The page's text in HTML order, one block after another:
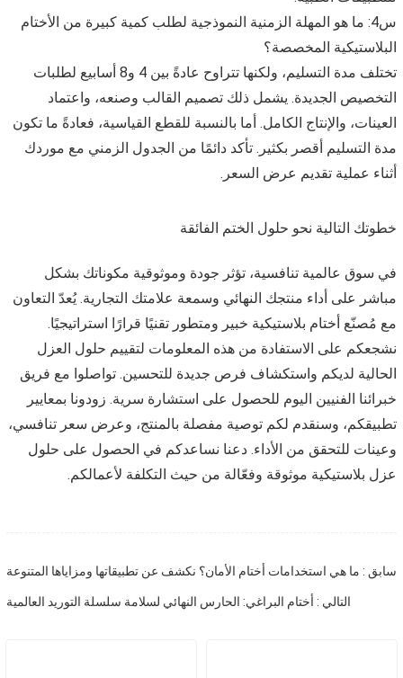
س4: ما هو المهلة الزمنية النموذجية لطلب كمية كبيرة من الأختام
البلاستيكية المخصصة؟
تختلف مدة التسليم، ولكنها تتراوح عادةً بين 4 و8 أسابيع لطلبات
التخصيص الجديدة. يشمل ذلك تصميم القالب وصنعه، واعتماد
العينات، والإنتاج الكامل. أما بالنسبة للقطع القياسية، فعادةً ما تكون
مدة التسليم أقصر بكثير. تأكد دائمًا من الجدول الزمني مع موردك
أثناء عملية تقديم عرض السعر.
خطوتك التالية نحو حلول الختم الفائقة
في سوق عالمية تنافسية، تؤثر جودة وموثوقية مكوناتك بشكل
مباشر على أداء منتجك النهائي وسمعة علامتك التجارية. يُعدّ التعاون
مع مُصنّع أختام بلاستيكية خبير ومتطور تقنيًا قرارًا استراتيجيًا.
نشجعكم على الاستفادة من هذه المعلومات لتقييم حلول العزل
الحالية لديكم واستكشاف فرص جديدة للتحسين. تواصلوا مع فريق
خبرائنا الفنيين اليوم للحصول على استشارة سرية. زودونا بمعايير
تطبيقكم، وسنقدم لكم توصية مفصلة بالمنتج، وعرض سعر تنافسي،
وعينات للتحقق من الأداء. دعنا نساعدكم في الحصول على حلول
عزل بلاستيكية موثوقة وفعّالة من حيث التكلفة لأعمالكم.
سابق : ما هي استخدامات أختام الأمان؟ نكشف عن تطبيقاتها ومزاياها المتنوعة
التالي : أختام البراغي: الحارس النهائي لسلامة سلسلة التوريد العالمية